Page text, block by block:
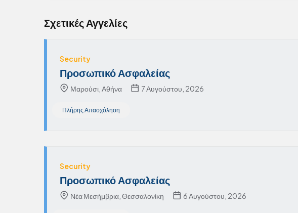
Σχετικές Αγγελίες
Security
Προσωπικό Ασφαλείας
Μαρούσι, Αθήνα 7 Αυγούστου, 2026
Πλήρης Απασχόληση
Security
Προσωπικό Ασφαλείας
Νέα Μεσήμβρια, Θεσσαλονίκη 6 Αυγούστου, 2026